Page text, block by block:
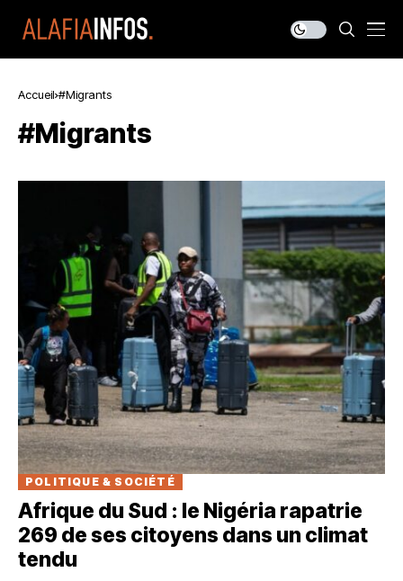
Accueil #Migrants
#Migrants
POLITIQUE & SOCIÉTÉ
Afrique du Sud : le Nigéria rapatrie
269 de ses citoyens dans un climat
tendu